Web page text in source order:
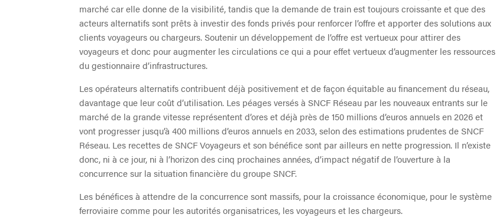
marché car elle donne de la visibilité, tandis que la demande de train est toujours croissante et que des
acteurs alternatifs sont prêts à investir des fonds privés pour renforcer l’offre et apporter des solutions aux
clients voyageurs ou chargeurs. Soutenir un développement de l’offre est vertueux pour attirer des
voyageurs et donc pour augmenter les circulations ce qui a pour effet vertueux d’augmenter les ressources
du gestionnaire d’infrastructures.
Les opérateurs alternatifs contribuent déjà positivement et de façon équitable au financement du réseau,
davantage que leur coût d’utilisation. Les péages versés à SNCF Réseau par les nouveaux entrants sur le
marché de la grande vitesse représentent d’ores et déjà près de 150 millions d’euros annuels en 2026 et
vont progresser jusqu’à 400 millions d’euros annuels en 2033, selon des estimations prudentes de SNCF
Réseau. Les recettes de SNCF Voyageurs et son bénéfice sont par ailleurs en nette progression. Il n’existe
donc, ni à ce jour, ni à l’horizon des cinq prochaines années, d’impact négatif de l’ouverture à la
concurrence sur la situation financière du groupe SNCF.
Les bénéfices à attendre de la concurrence sont massifs, pour la croissance économique, pour le système
ferroviaire comme pour les autorités organisatrices, les voyageurs et les chargeurs.